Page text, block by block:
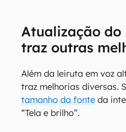
Atualização
traz outras
Além da leiruta em voz
traz melhorias diversas.
tamanho da fonte da
“Tela e brilho”.